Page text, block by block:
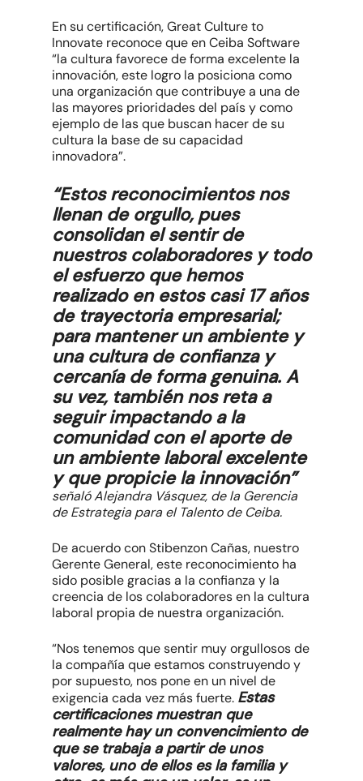
En su certificación, Great Culture to
Innovate reconoce que en Ceiba Software
“la cultura favorece de forma excelente la
innovación, este logro la posiciona como
una organización que contribuye a una de
las mayores prioridades del país y como
ejemplo de las que buscan hacer de su
cultura la base de su capacidad
innovadora”.
“Estos reconocimientos nos
llenan de orgullo, pues
consolidan el sentir de
nuestros colaboradores y todo
el esfuerzo que hemos
realizado en estos casi 17 años
de trayectoria empresarial;
para mantener un ambiente y
una cultura de confianza y
cercanía de forma genuina. A
su vez, también nos reta a
seguir impactando a la
comunidad con el aporte de
un ambiente laboral excelente
y que propicie la innovación”
señaló Alejandra Vásquez, de la Gerencia
de Estrategia para el Talento de Ceiba.
De acuerdo con Stibenzon Cañas, nuestro
Gerente General, este reconocimiento ha
sido posible gracias a la confianza y la
creencia de los colaboradores en la cultura
laboral propia de nuestra organización.
“Nos tenemos que sentir muy orgullosos de
la compañía que estamos construyendo y
por supuesto, nos pone en un nivel de
exigencia cada vez más fuerte. Estas
certificaciones muestran que
realmente hay un convencimiento de
que se trabaja a partir de unos
valores, uno de ellos es la familia y